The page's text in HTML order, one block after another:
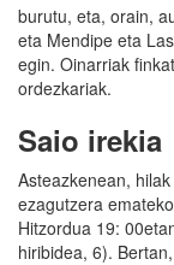
burutu, eta, orain,
eta Mendipe eta
egin. Oinarriak
ordezkariak.
Saio irekia
Asteazkenean,
ezagutzera
Hitzordua 19:
hiribidea, 6).